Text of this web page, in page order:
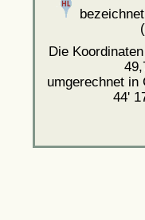
Die
umgerechnet in
44'